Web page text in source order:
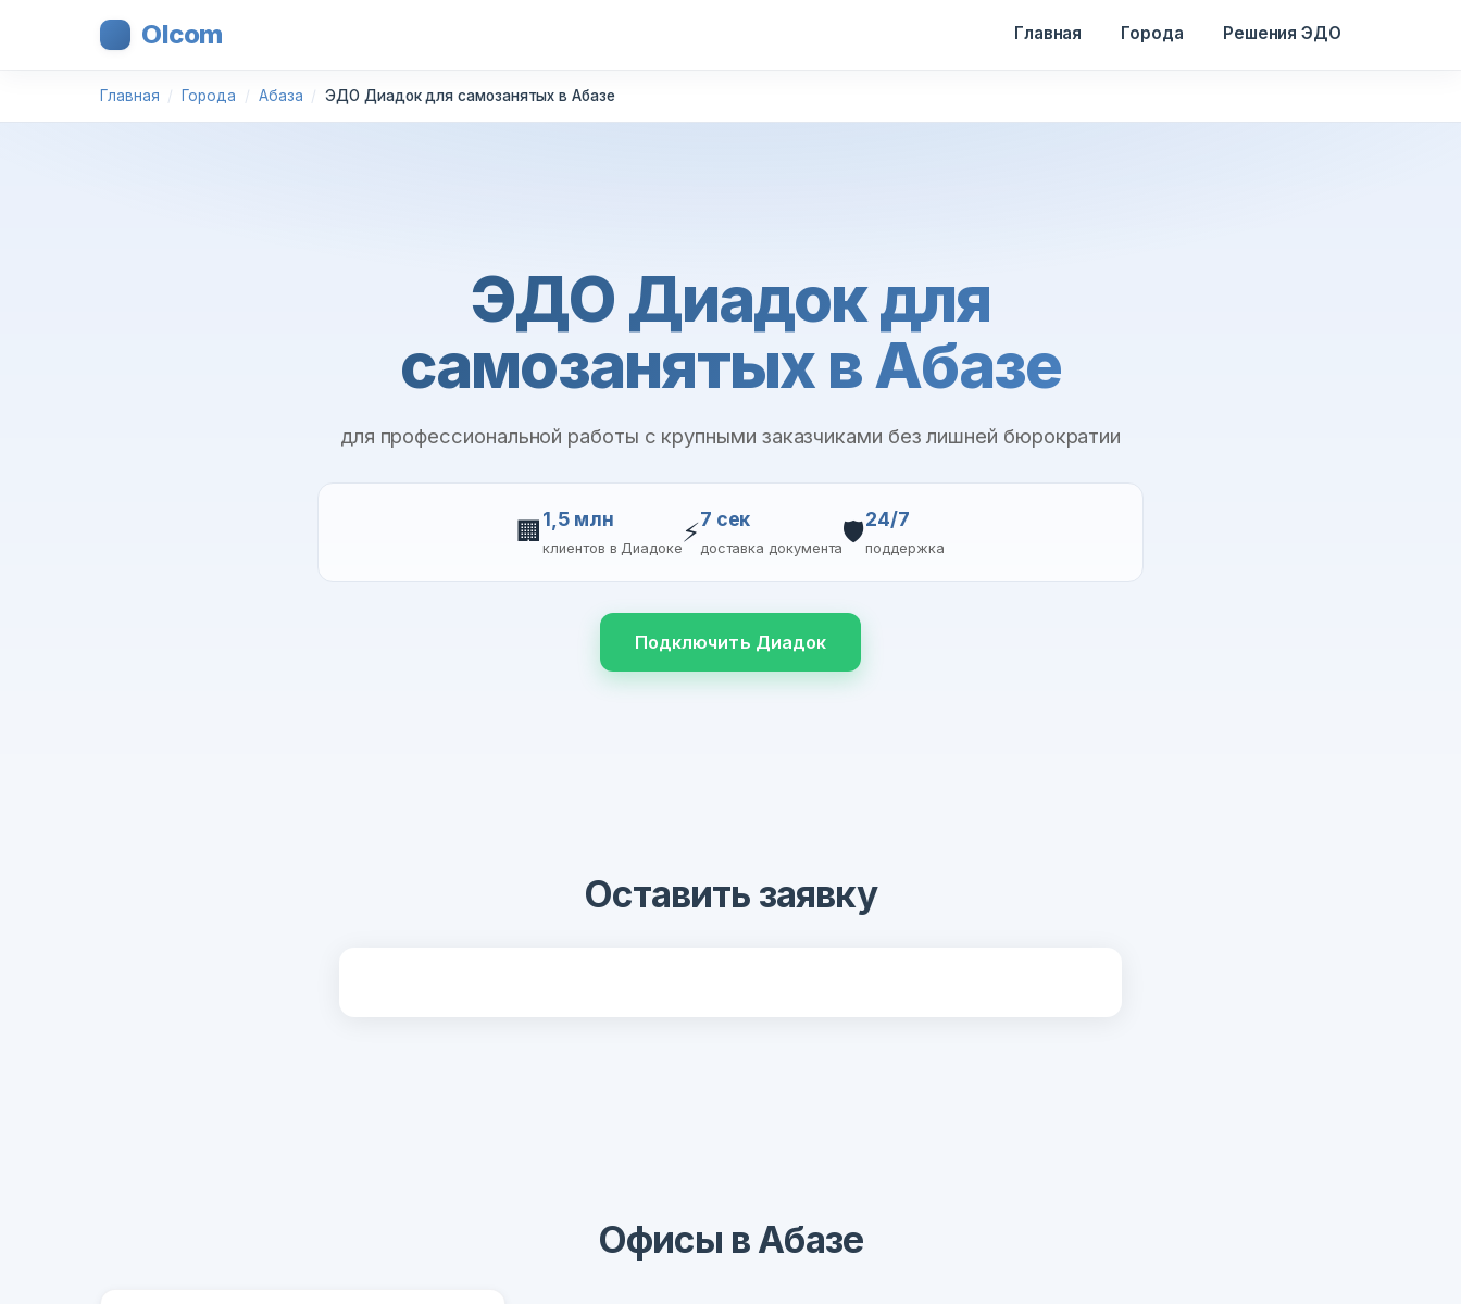
Olcom Главная Города Решения ЭДО
Главная Города Абаза ЭДО Диадок для самозанятых в Абазе
ЭДО Диадок для
самозанятых в Абазе
для профессиональной работы с крупными заказчиками без лишней бюрократии
🏢 1,5 млн
клиентов в Диадоке
⚡7 сек
доставка документа
🛡️24/7
поддержка
Подключить Диадок
Оставить заявку
Офисы в Абазе